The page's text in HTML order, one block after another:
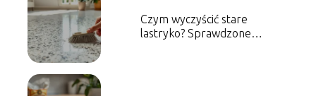
Czym wyczyścić stare
lastryko? Sprawdzone